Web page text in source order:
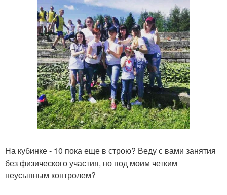
На кубинке - 10 пока еще в строю? Веду с вами занятия
без физического участия, но под моим четким
неусыпным контролем?